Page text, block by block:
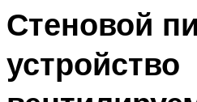
Стеновой
устройство